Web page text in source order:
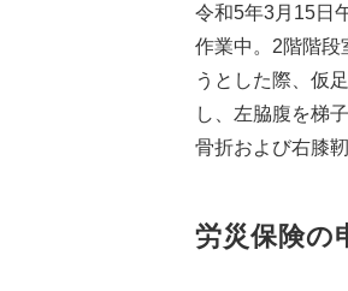
令和5年3月15日
作業中。2階階段
うとした際、仮
し、左脇腹を梯
骨折および右膝
労災保険の